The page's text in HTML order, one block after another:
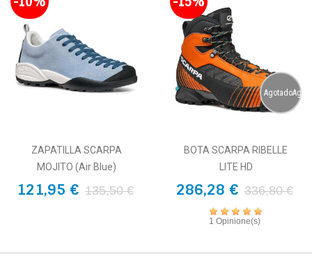
ZAPATILLA SCARPA
MOJITO (Air Blue)
121,95 € 135,50 €
BOTA SCARPA RIBELLE
LITE HD
286,28 € 336,80 €
1 Opinione(s)